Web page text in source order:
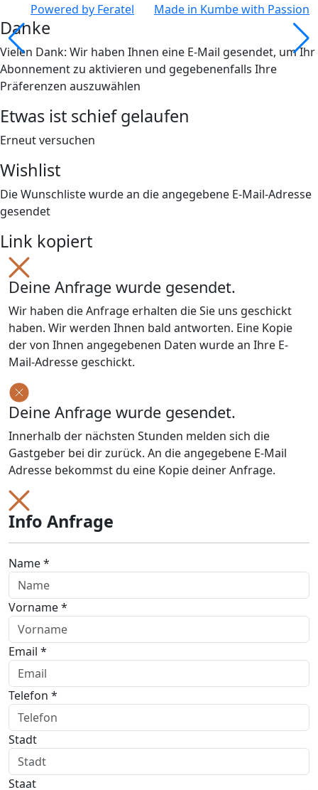
Powered by Feratel Made in Kumbewith Passion
Danke
Vielen Dank: Wir haben Ihnen eine E-Mail gesendet, um Ihr
Abonnement zu aktivieren und gegebenenfalls Ihre
Präferenzen auszuwählen
Etwas ist schief gelaufen
Erneut versuchen
Wishlist
Die Wunschliste wurde an die angegebene E-Mail-Adresse
gesendet
Link kopiert
Deine Anfrage wurde gesendet.
Wir haben die Anfrage erhalten die Sie uns geschickt
haben. Wir werden Ihnen bald antworten. Eine Kopie
der von Ihnen angegebenen Daten wurde an Ihre E-
Mail-Adresse geschickt.
Deine Anfrage wurde gesendet.
Innerhalb der nächsten Stunden melden sich die
Gastgeber bei dir zurück. An die angegebene E-Mail
Adresse bekommst du eine Kopie deiner Anfrage.
Info Anfrage
Name *
Vorname *
Email *
Telefon *
Stadt
Staat